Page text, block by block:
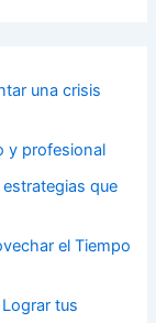
una crisis
y profesional
que
el Tiempo
tus